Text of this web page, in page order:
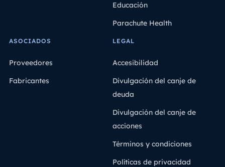
Educación
Parachute Health
ASOCIADOS
Proveedores
Fabricantes
LEGAL
Accesibilidad
Divulgación del canje de
deuda
Divulgación del canje de
acciones
Términos y condiciones
Políticas de privacidad